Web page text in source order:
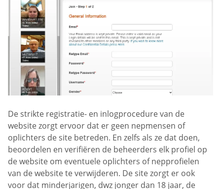
De strikte registratie- en inlogprocedure van de
website zorgt ervoor dat er geen nepmensen of
oplichters de site betreden. En zelfs als ze dat doen,
beoordelen en verifiëren de beheerders elk profiel op
de website om eventuele oplichters of nepprofielen
van de website te verwijderen. De site zorgt er ook
voor dat minderjarigen, dwz jonger dan 18 jaar, de